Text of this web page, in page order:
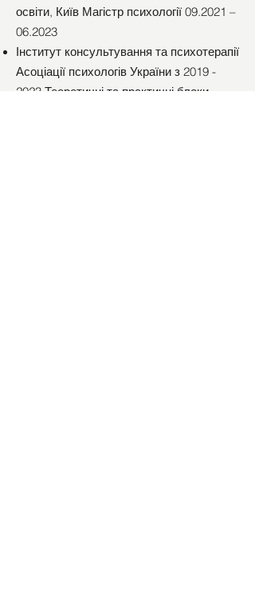
освіти, Київ Магістр психології 09.2021 –
06.2023
Інститут консультування та психотерапії
Асоціації психологів України з 2019 -
2023 Теоретичні та практичні блоки